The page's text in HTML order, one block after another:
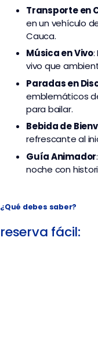
Transporte en
en un vehículo
Cauca.
Música en Vivo:
vivo que
Paradas en
emblemáticos
para bailar.
Bebida de
refrescante al
Guía Animador
noche con
¿Qué debes saber?
reserva fácil: